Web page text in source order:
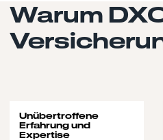
Warum
Unübertroffene
Erfahrung und
Expertise